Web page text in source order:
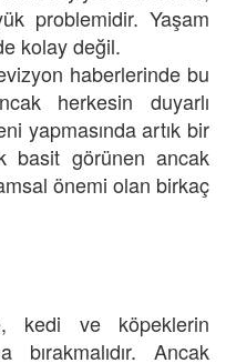
problemidir. Yaşam
kolay değil.
haberlerinde bu
herkesin duyarlı
yapmasında artık bir
basit görünen ancak
önemi olan birkaç
kedi ve köpeklerin
Ancak